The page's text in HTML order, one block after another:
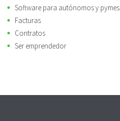
Software para autónomos y pymes
Facturas
Contratos
Ser emprendedor